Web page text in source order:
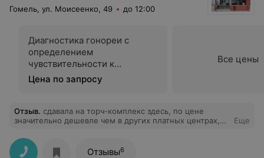
Гомель, ул. Моисеенко, 49 до 12:00
Диагностика гонореи с
определением
чувствительности к
антибиотикам
Цена по запросу
Все цены
Отзыв. сдавала на торч-комплекс здесь, по цене
значительно дешевле чем в других платных центрах,
получила в понедельник.присылают смс о готовности.
правда касса расположена немного неудобно.
Еще
Отзывы6